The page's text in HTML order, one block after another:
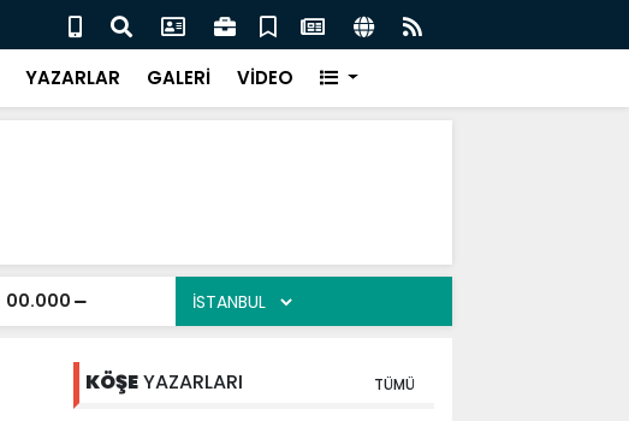
3 CHP'li belediye başkanı daha AK Parti'ye katıldı:
YAZARLAR GALERİ VİDEO
00.000
KÖŞEYAZARLARI TÜMÜ